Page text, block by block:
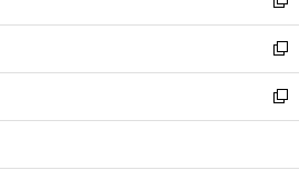
開
く
ウ
で
開
く
ン
ド
ウ
で
開
い
ウ
ィ
ン
ド
ウ
新
し
い
ウ
ィ
ン
新
し
い
ウ
新
し